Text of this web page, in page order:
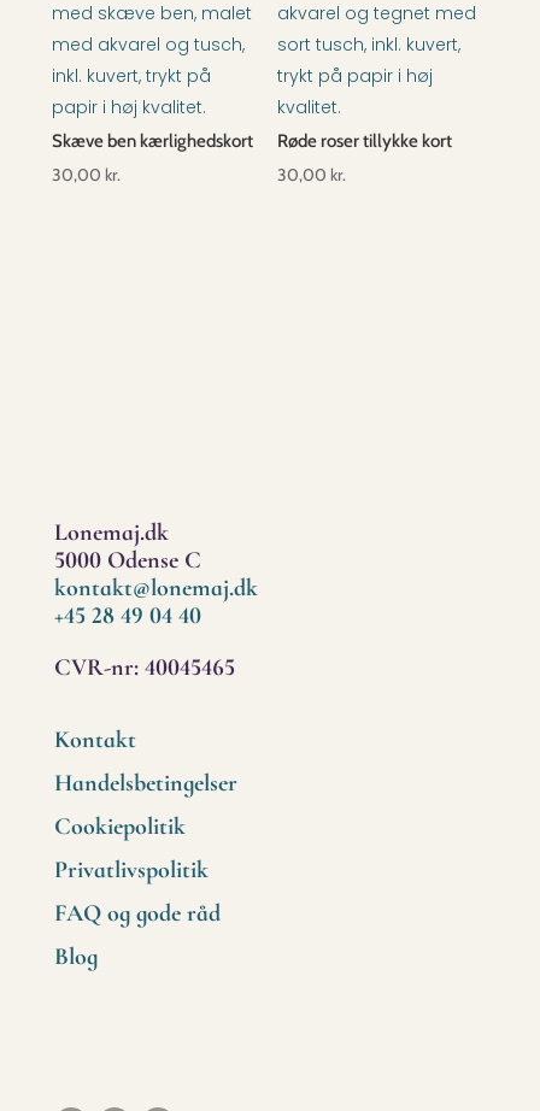
Skæve ben kærlighedskort
30,00 kr.
Røde roser tillykke kort
30,00 kr.
Lonemaj.dk
5000 Odense C
kontakt@lonemaj.dk
+45 28 49 04 40
CVR-nr: 40045465
Kontakt
Handelsbetingelser
Cookiepolitik
Privatlivspolitik
FAQ og gode råd
Blog